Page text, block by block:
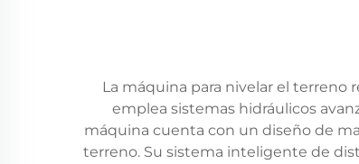
La máquina para nivelar el terreno
emplea sistemas hidráulicos
máquina cuenta con un diseño de
terreno. Su sistema inteligente de